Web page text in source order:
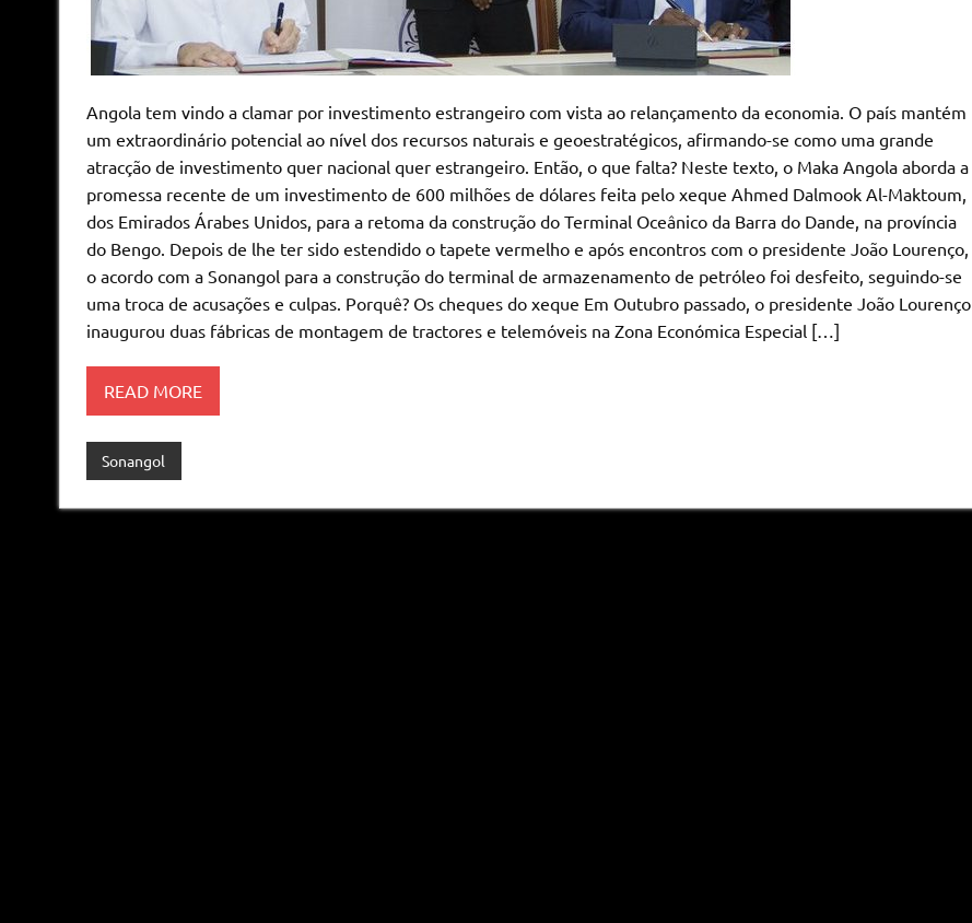
Angola tem vindo a clamar por investimento estrangeiro com vista ao relançamento da economia. O país mantém
um extraordinário potencial ao nível dos recursos naturais e geoestratégicos, afirmando-se como uma grande
atracção de investimento quer nacional quer estrangeiro. Então, o que falta? Neste texto, o Maka Angola aborda a
promessa recente de um investimento de 600 milhões de dólares feita pelo xeque Ahmed Dalmook Al-Maktoum,
dos Emirados Árabes Unidos, para a retoma da construção do Terminal Oceânico da Barra do Dande, na província
do Bengo. Depois de lhe ter sido estendido o tapete vermelho e após encontros com o presidente João Lourenço,
o acordo com a Sonangol para a construção do terminal de armazenamento de petróleo foi desfeito, seguindo-se
uma troca de acusações e culpas. Porquê? Os cheques do xeque Em Outubro passado, o presidente João Lourenço
inaugurou duas fábricas de montagem de tractores e telemóveis na Zona Económica Especial […]
READ MORE
Sonangol